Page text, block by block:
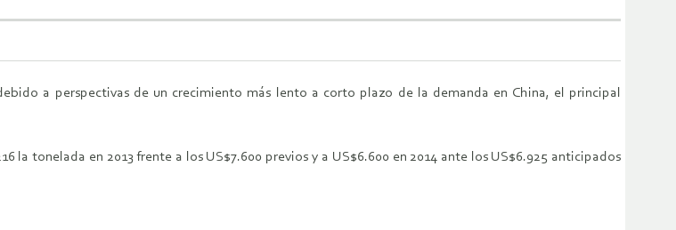
a perspectivas de un crecimiento más lento a corto plazo de la demanda en China, el principal
la tonelada en 2013 frente a los US$7.600 previos y a US$6.600 en 2014 ante los US$6.925 anticipados